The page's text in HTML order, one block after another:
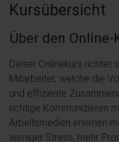
Kursübersicht
Über den Online-
Dieser Onlinekurs richtet
Mitarbeiter, welche die
und effiziente
richtige Kommunizieren
Arbeitsmedien erlernen
weniger Stress, mehr